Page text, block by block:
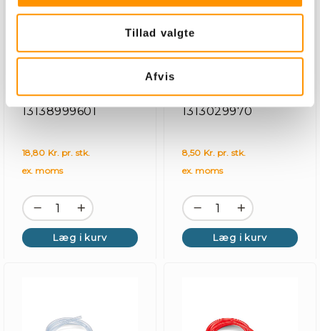
Tillad valgte
Afvis
Sprayhoved,
Varenummer:
13138999601
18,80 Kr. pr. stk.
ex. moms
Læg i kurv
Tom 1 liter flaske
Varenummer:
1313029970
8,50 Kr. pr. stk.
ex. moms
Læg i kurv